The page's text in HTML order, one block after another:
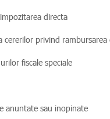
directa
privind rambursarea
fiscale speciale
anuntate sau inopinate